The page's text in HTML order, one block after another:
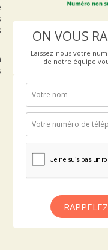
ON VOUS
Laissez-nous votre
de notre équipe